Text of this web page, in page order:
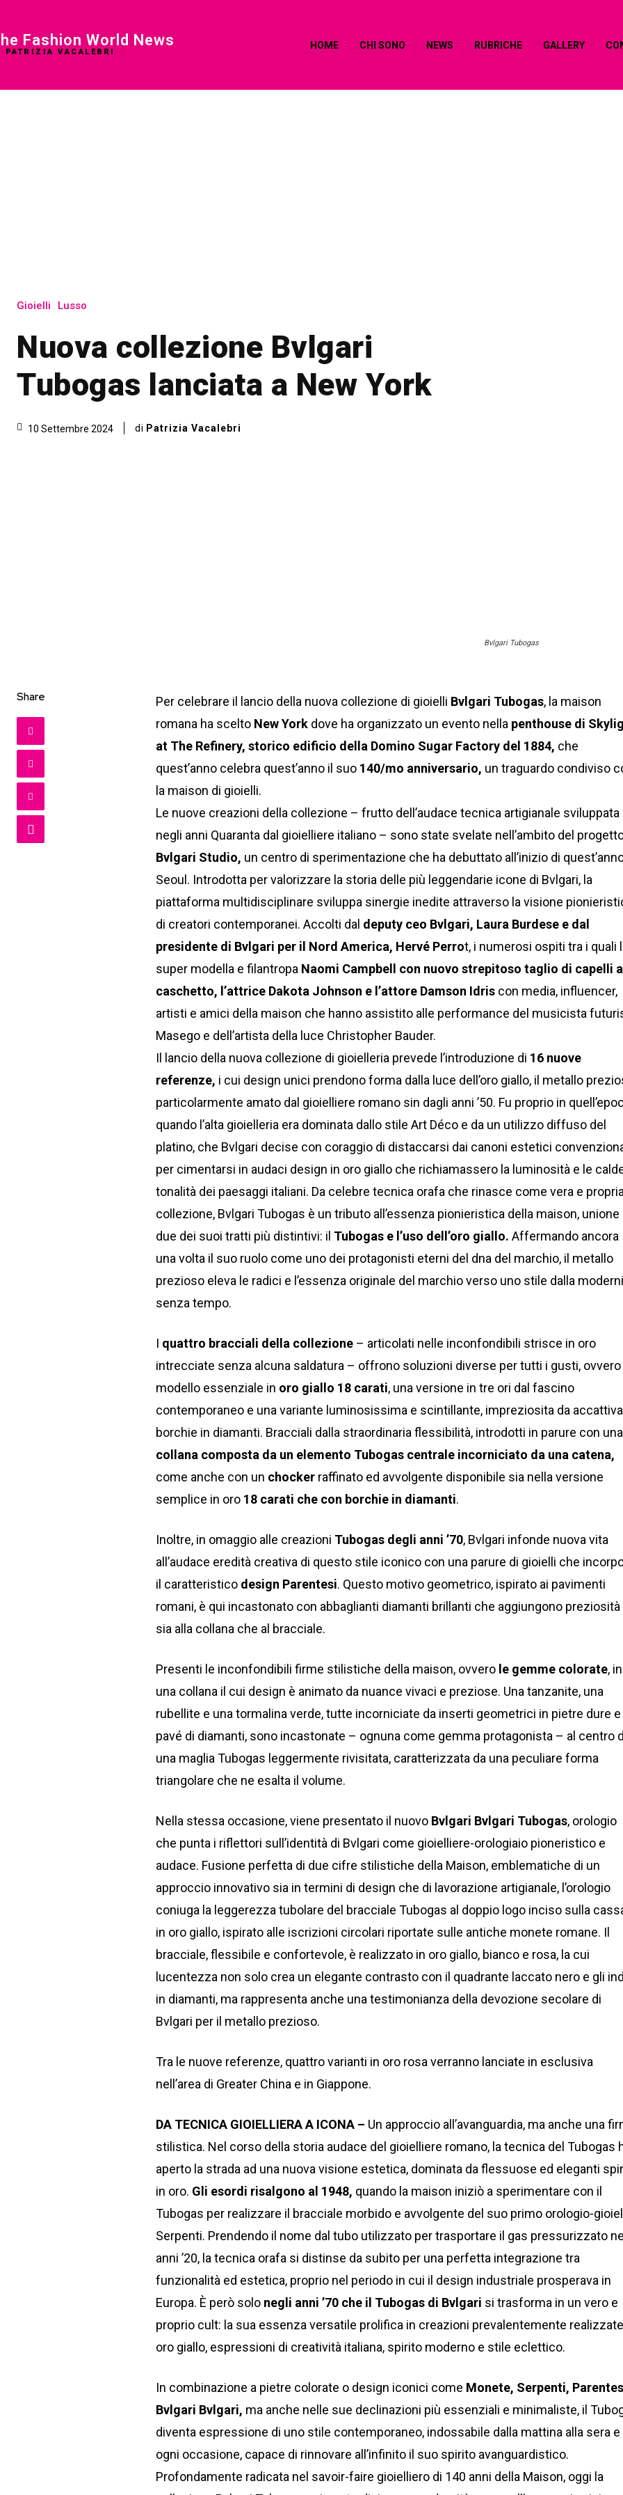
Fashion World News
PATRIZIA VACALEBRI
HOME CHI SONO NEWS RUBRICHE GALLERY
Gioielli Lusso
Nuova collezione Bvlgari
Tubogas lanciata a New York
10 Settembre 2024 di Patrizia Vacalebri
Bvlgari Tubogas
Share Per celebrare il lancio della nuova collezione di gioielli Bvlgari Tubogas, la maison
romana ha scelto New York dove ha organizzato un evento nella penthouse di
at The Refinery, storico edificio della Domino Sugar Factory del 1884, che
quest’anno celebra quest’anno il suo 140/mo anniversario, un traguardo condiviso
la maison di gioielli.
Le nuove creazioni della collezione – frutto dell’audace tecnica artigianale sviluppata
negli anni Quaranta dal gioielliere italiano – sono state svelate nell’ambito del
Bvlgari Studio, un centro di sperimentazione che ha debuttato all’inizio di
Seoul. Introdotta per valorizzare la storia delle più leggendarie icone di Bvlgari, la
piattaforma multidisciplinare sviluppa sinergie inedite attraverso la visione
di creatori contemporanei. Accolti dal deputy ceo Bvlgari, Laura Burdese e dal
presidente di Bvlgari per il Nord America, Hervé Perrot, i numerosi ospiti tra i quali
super modella e filantropa Naomi Campbell con nuovo strepitoso taglio di capelli a
caschetto, l’attrice Dakota Johnson e l’attore Damson Idris con media, influencer,
artisti e amici della maison che hanno assistito alle performance del musicista
Masego e dell’artista della luce Christopher Bauder.
Il lancio della nuova collezione di gioielleria prevede l’introduzione di 16 nuove
referenze, i cui design unici prendono forma dalla luce dell’oro giallo, il metallo
particolarmente amato dal gioielliere romano sin dagli anni ’50. Fu proprio in
quando l’alta gioielleria era dominata dallo stile Art Déco e da un utilizzo diffuso del
platino, che Bvlgari decise con coraggio di distaccarsi dai canoni estetici
per cimentarsi in audaci design in oro giallo che richiamassero la luminosità e le
tonalità dei paesaggi italiani. Da celebre tecnica orafa che rinasce come vera e
collezione, Bvlgari Tubogas è un tributo all’essenza pionieristica della maison, unione
due dei suoi tratti più distintivi: il Tubogas e l’uso dell’oro giallo. Affermando ancora
una volta il suo ruolo come uno dei protagonisti eterni del dna del marchio, il metallo
prezioso eleva le radici e l’essenza originale del marchio verso uno stile dalla
senza tempo.
I quattro bracciali della collezione – articolati nelle inconfondibili strisce in oro
intrecciate senza alcuna saldatura – offrono soluzioni diverse per tutti i gusti, ovvero
modello essenziale in oro giallo 18 carati, una versione in tre ori dal fascino
contemporaneo e una variante luminosissima e scintillante, impreziosita da
borchie in diamanti. Bracciali dalla straordinaria flessibilità, introdotti in parure con una
collana composta da un elemento Tubogas centrale incorniciato da una catena,
come anche con un chocker raffinato ed avvolgente disponibile sia nella versione
semplice in oro 18 carati che con borchie in diamanti.
Inoltre, in omaggio alle creazioni Tubogas degli anni ’70, Bvlgari infonde nuova vita
all’audace eredità creativa di questo stile iconico con una parure di gioielli che
il caratteristico design Parentesi. Questo motivo geometrico, ispirato ai pavimenti
romani, è qui incastonato con abbaglianti diamanti brillanti che aggiungono preziosità
sia alla collana che al bracciale.
Presenti le inconfondibili firme stilistiche della maison, ovvero le gemme colorate, in
una collana il cui design è animato da nuance vivaci e preziose. Una tanzanite, una
rubellite e una tormalina verde, tutte incorniciate da inserti geometrici in pietre dure e
pavé di diamanti, sono incastonate – ognuna come gemma protagonista – al centro
una maglia Tubogas leggermente rivisitata, caratterizzata da una peculiare forma
triangolare che ne esalta il volume.
Nella stessa occasione, viene presentato il nuovo Bvlgari Bvlgari Tubogas, orologio
che punta i riflettori sull’identità di Bvlgari come gioielliere-orologiaio pioneristico e
audace. Fusione perfetta di due cifre stilistiche della Maison, emblematiche di un
approccio innovativo sia in termini di design che di lavorazione artigianale, l’orologio
coniuga la leggerezza tubolare del bracciale Tubogas al doppio logo inciso sulla
in oro giallo, ispirato alle iscrizioni circolari riportate sulle antiche monete romane. Il
bracciale, flessibile e confortevole, è realizzato in oro giallo, bianco e rosa, la cui
lucentezza non solo crea un elegante contrasto con il quadrante laccato nero e gli
in diamanti, ma rappresenta anche una testimonianza della devozione secolare di
Bvlgari per il metallo prezioso.
Tra le nuove referenze, quattro varianti in oro rosa verranno lanciate in esclusiva
nell’area di Greater China e in Giappone.
DA TECNICA GIOIELLIERA A ICONA – Un approccio all’avanguardia, ma anche una
stilistica. Nel corso della storia audace del gioielliere romano, la tecnica del Tubogas
aperto la strada ad una nuova visione estetica, dominata da flessuose ed eleganti
in oro. Gli esordi risalgono al 1948, quando la maison iniziò a sperimentare con il
Tubogas per realizzare il bracciale morbido e avvolgente del suo primo orologio-
Serpenti. Prendendo il nome dal tubo utilizzato per trasportare il gas pressurizzato
anni ’20, la tecnica orafa si distinse da subito per una perfetta integrazione tra
funzionalità ed estetica, proprio nel periodo in cui il design industriale prosperava in
Europa. È però solo negli anni ’70 che il Tubogas di Bvlgari si trasforma in un vero e
proprio cult: la sua essenza versatile prolifica in creazioni prevalentemente
oro giallo, espressioni di creatività italiana, spirito moderno e stile eclettico.
In combinazione a pietre colorate o design iconici come Monete, Serpenti,
Bvlgari Bvlgari, ma anche nelle sue declinazioni più essenziali e minimaliste, il
diventa espressione di uno stile contemporaneo, indossabile dalla mattina alla sera e
ogni occasione, capace di rinnovare all’infinito il suo spirito avanguardistico.
Profondamente radicata nel savoir-faire gioielliero di 140 anni della Maison, oggi la